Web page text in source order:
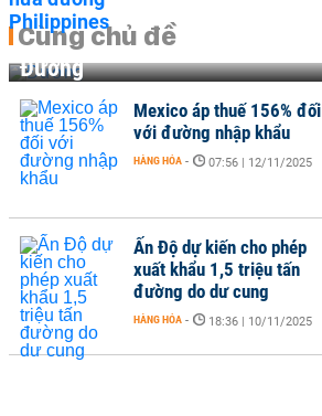
Cùng chủ đề
Đường
Mexico áp thuế 156% đối
với đường nhập khẩu
HÀNG HÓA - 07:56 | 12/11/2025
Ấn Độ dự kiến cho phép
xuất khẩu 1,5 triệu tấn
đường do dư cung
HÀNG HÓA - 18:36 | 10/11/2025